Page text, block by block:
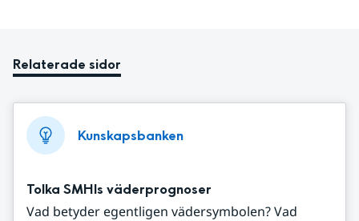
Relaterade sidor
Kunskapsbanken
Tolka SMHIs väderprognoser
Vad betyder egentligen vädersymbolen? Vad